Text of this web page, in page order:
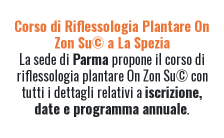
Corso di Riflessologia Plantare On
Zon Su© a La Spezia
La sede di Parma propone il corso di
riflessologia plantare On Zon Su© con
tutti i dettagli relativi aiscrizione,
date e programma annuale.